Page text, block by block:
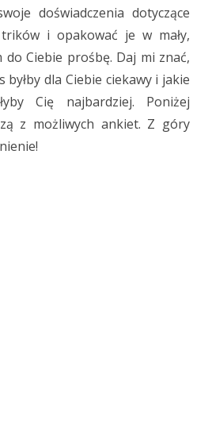
doświadczenia dotyczące
i opakować je w mały,
Ciebie prośbę. Daj mi znać,
dla Ciebie ciekawy i jakie
Cię najbardziej. Poniżej
z możliwych ankiet. Z góry